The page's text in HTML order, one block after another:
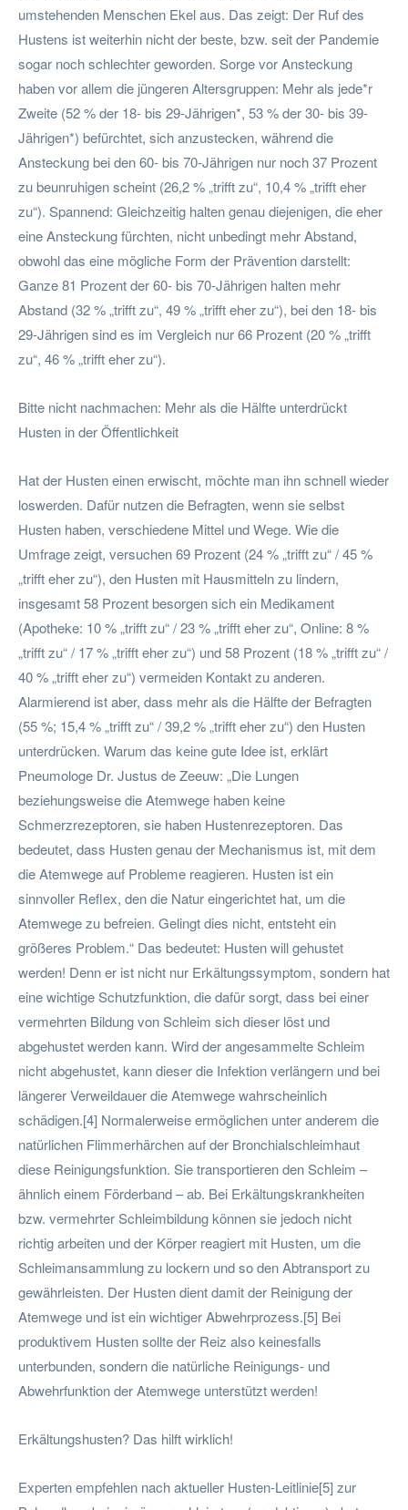
umstehenden Menschen Ekel aus. Das zeigt: Der Ruf des
Hustens ist weiterhin nicht der beste, bzw. seit der Pandemie
sogar noch schlechter geworden. Sorge vor Ansteckung
haben vor allem die jüngeren Altersgruppen: Mehr als jede*r
Zweite (52 % der 18- bis 29-Jährigen*, 53 % der 30- bis 39-
Jährigen*) befürchtet, sich anzustecken, während die
Ansteckung bei den 60- bis 70-Jährigen nur noch 37 Prozent
zu beunruhigen scheint (26,2 % „trifft zu“, 10,4 % „trifft eher
zu“). Spannend: Gleichzeitig halten genau diejenigen, die eher
eine Ansteckung fürchten, nicht unbedingt mehr Abstand,
obwohl das eine mögliche Form der Prävention darstellt:
Ganze 81 Prozent der 60- bis 70-Jährigen halten mehr
Abstand (32 % „trifft zu“, 49 % „trifft eher zu“), bei den 18- bis
29-Jährigen sind es im Vergleich nur 66 Prozent (20 % „trifft
zu“, 46 % „trifft eher zu“).
Bitte nicht nachmachen: Mehr als die Hälfte unterdrückt
Husten in der Öffentlichkeit
Hat der Husten einen erwischt, möchte man ihn schnell wieder
loswerden. Dafür nutzen die Befragten, wenn sie selbst
Husten haben, verschiedene Mittel und Wege. Wie die
Umfrage zeigt, versuchen 69 Prozent (24 % „trifft zu“ / 45 %
„trifft eher zu“), den Husten mit Hausmitteln zu lindern,
insgesamt 58 Prozent besorgen sich ein Medikament
(Apotheke: 10 % „trifft zu“ / 23 % „trifft eher zu“, Online: 8 %
„trifft zu“ / 17 % „trifft eher zu“) und 58 Prozent (18 % „trifft zu“ /
40 % „trifft eher zu“) vermeiden Kontakt zu anderen.
Alarmierend ist aber, dass mehr als die Hälfte der Befragten
(55 %; 15,4 % „trifft zu“ / 39,2 % „trifft eher zu“) den Husten
unterdrücken. Warum das keine gute Idee ist, erklärt
Pneumologe Dr. Justus de Zeeuw: „Die Lungen
beziehungsweise die Atemwege haben keine
Schmerzrezeptoren, sie haben Hustenrezeptoren. Das
bedeutet, dass Husten genau der Mechanismus ist, mit dem
die Atemwege auf Probleme reagieren. Husten ist ein
sinnvoller Reflex, den die Natur eingerichtet hat, um die
Atemwege zu befreien. Gelingt dies nicht, entsteht ein
größeres Problem.“ Das bedeutet: Husten will gehustet
werden! Denn er ist nicht nur Erkältungssymptom, sondern hat
eine wichtige Schutzfunktion, die dafür sorgt, dass bei einer
vermehrten Bildung von Schleim sich dieser löst und
abgehustet werden kann. Wird der angesammelte Schleim
nicht abgehustet, kann dieser die Infektion verlängern und bei
längerer Verweildauer die Atemwege wahrscheinlich
schädigen.[4] Normalerweise ermöglichen unter anderem die
natürlichen Flimmerhärchen auf der Bronchialschleimhaut
diese Reinigungsfunktion. Sie transportieren den Schleim –
ähnlich einem Förderband – ab. Bei Erkältungskrankheiten
bzw. vermehrter Schleimbildung können sie jedoch nicht
richtig arbeiten und der Körper reagiert mit Husten, um die
Schleimansammlung zu lockern und so den Abtransport zu
gewährleisten. Der Husten dient damit der Reinigung der
Atemwege und ist ein wichtiger Abwehrprozess.[5] Bei
produktivem Husten sollte der Reiz also keinesfalls
unterbunden, sondern die natürliche Reinigungs- und
Abwehrfunktion der Atemwege unterstützt werden!
Erkältungshusten? Das hilft wirklich!
Experten empfehlen nach aktueller Husten-Leitlinie[5] zur